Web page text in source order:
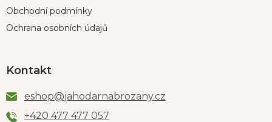
Obchodní podmínky
Ochrana osobních údajů
Kontakt
eshop@jahodarnabrozany.cz
+420 477 477 057